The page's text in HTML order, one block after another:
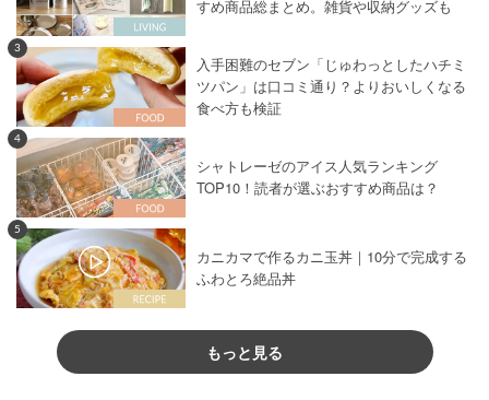
すめ商品総まとめ。雑貨や収納グッズも
3
入手困難のセブン「じゅわっとしたハチミ
ツパン」は口コミ通り？よりおいしくなる
食べ方も検証
4
シャトレーゼのアイス人気ランキング
TOP10！読者が選ぶおすすめ商品は？
5
カニカマで作るカニ玉丼｜10分で完成する
ふわとろ絶品丼
もっと見る